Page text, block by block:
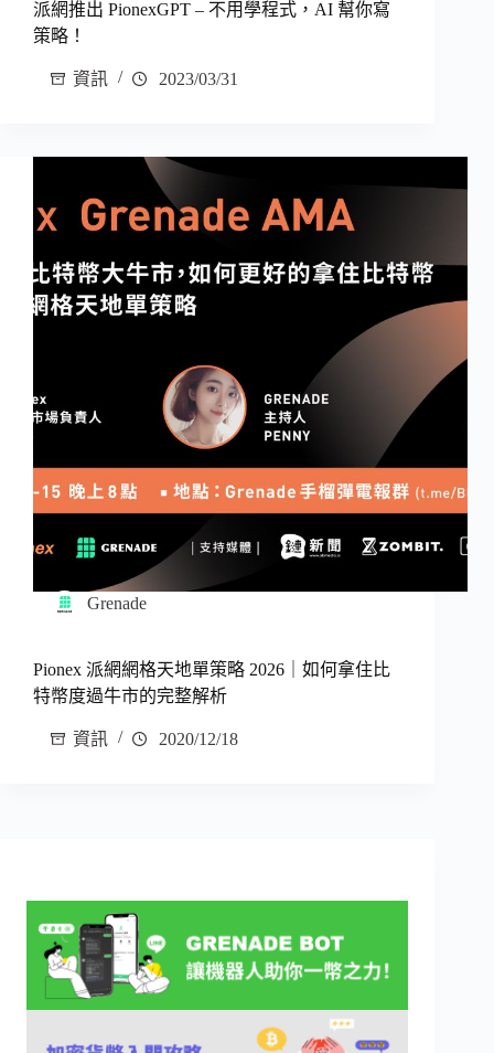
派網推出 PionexGPT – 不用學程式，AI 幫你寫
策略！
資訊 2023/03/31
Grenade
Pionex 派網網格天地單策略 2026｜如何拿住比
特幣度過牛市的完整解析
資訊 2020/12/18